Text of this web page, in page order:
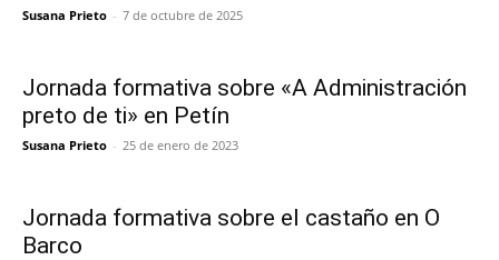
Susana Prieto - 7 de octubre de 2025
Jornada formativa sobre «A Administración
preto de ti» en Petín
Susana Prieto - 25 de enero de 2023
Jornada formativa sobre el castaño en O
Barco